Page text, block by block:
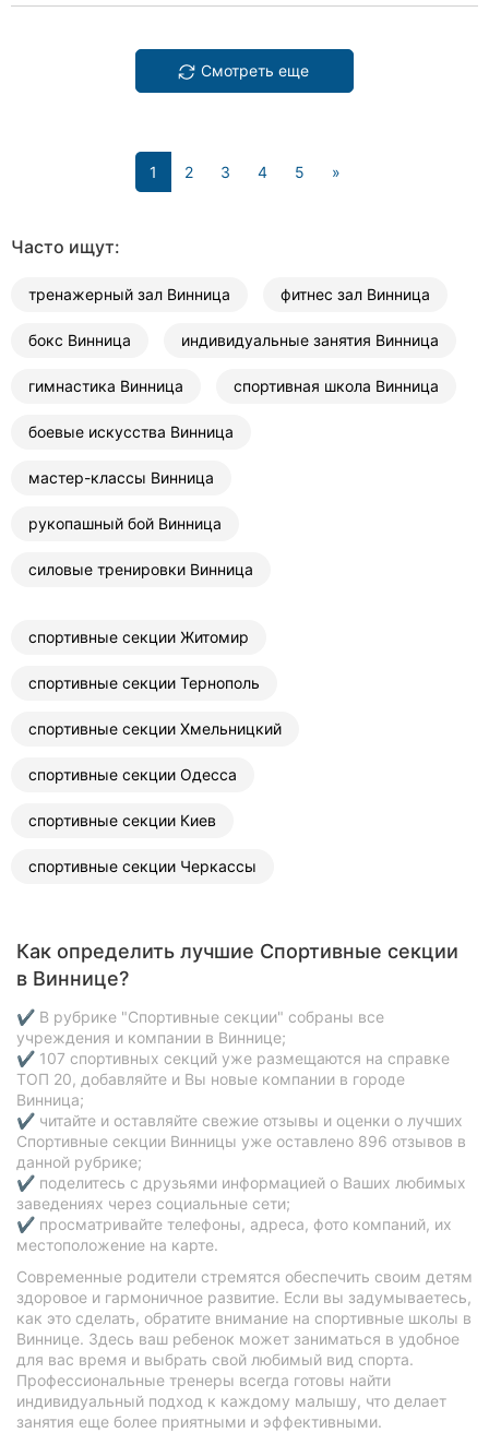
Смотреть еще
1 (current)
2 3 4 5 »
Часто ищут:
тренажерный зал Винница фитнес зал Винница
бокс Винница индивидуальные занятия Винница
гимнастика Винница спортивная школа Винница
боевые искусства Винница
мастер-классы Винница
рукопашный бой Винница
силовые тренировки Винница
спортивные секции Житомир
спортивные секции Тернополь
спортивные секции Хмельницкий
спортивные секции Одесса
спортивные секции Киев
спортивные секции Черкассы
Как определить лучшие Спортивные секции
в Виннице?
✔ В рубрике "Спортивные секции" собраны все
учреждения и компании в Виннице;
✔ 107 спортивных секций уже размещаются на справке
ТОП 20, добавляйте и Вы новые компании в городе
Винница;
✔ читайте и оставляйте свежие отзывы и оценки о лучших
Спортивные секции Винницы уже оставлено 896 отзывов в
данной рубрике;
✔ поделитесь с друзьями информацией о Ваших любимых
заведениях через социальные сети;
✔ просматривайте телефоны, адреса, фото компаний, их
местоположение на карте.
Современные родители стремятся обеспечить своим детям
здоровое и гармоничное развитие. Если вы задумываетесь,
как это сделать, обратите внимание на спортивные школы в
Виннице. Здесь ваш ребенок может заниматься в удобное
для вас время и выбрать свой любимый вид спорта.
Профессиональные тренеры всегда готовы найти
индивидуальный подход к каждому малышу, что делает
занятия еще более приятными и эффективными.